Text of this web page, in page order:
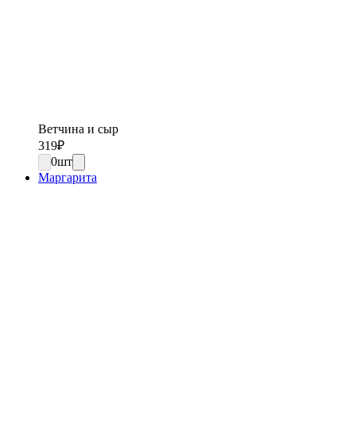
Ветчина и сыр
319₽
0шт
Маргарита